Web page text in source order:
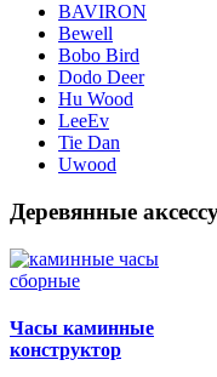
BAVIRON
Bewell
Bobo Bird
Dodo Deer
Hu Wood
LeeEv
Tie Dan
Uwood
Деревянные
Часы каминные
конструктор